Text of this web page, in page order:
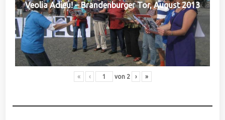
Veolia Adieu! – Brandenburger Tor, August 2013
« ‹ von 2 › »